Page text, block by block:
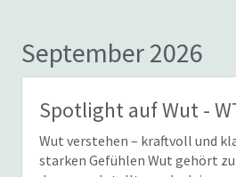
September 2026
Spotlight auf Wut-
Wut verstehen – kraftvoll und
starken Gefühlen Wut gehört